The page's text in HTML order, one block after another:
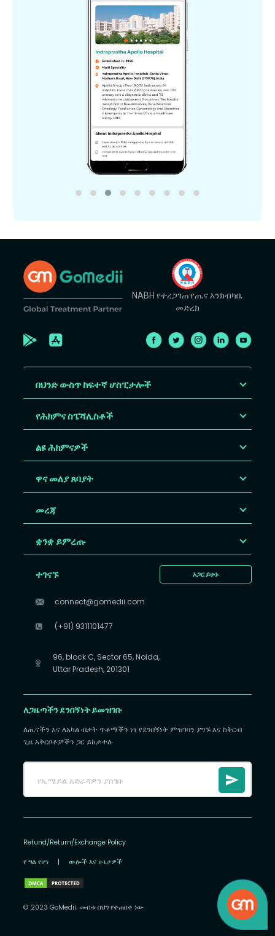
NABH የተረጋገጠ የጤና እንክብካቤ
መድረክ
በህንድ ውስጥ ከፍተኛ ሆስፒታሎች
የሕክምና ስፔሻሊስቶች
ልዩ ሕክምናዎች
ዋና መለያ ጸባያት
መረጃ
ቋንቋ ይምረጡ
አጋር ይሁኑ
ተገናኙ
connect@gomedii.com
(+91) 9311101477
96, block C, Sector 65, Noida,
Uttar Pradesh, 201301
ለጋዜጣችን ደንበኝነት ይመዝገቡ
ለጤናችን እና ለአካል ብቃት ጥቆማችን ነፃ የደንበኝነት ምዝገባን ያግኙ እና ከቅርብ
ጊዜ አቅርቦቶቻችን ጋር ይከታተሉ
Refund/Return/Exchange Policy
የ ግል የሆነ | ውሎች እና ሁኔታዎች
© 2023 GoMedii. መብቱ በህግ የተጠበቀ ነው